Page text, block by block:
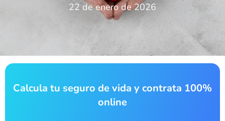
22 de enero de 2026
Calcula tu seguro de vida y contrata 100%
online